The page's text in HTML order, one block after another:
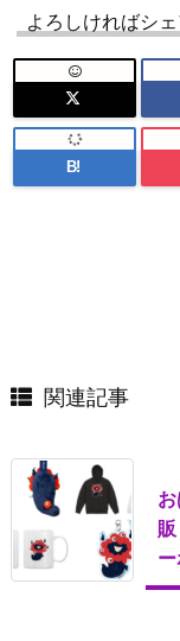
よろしければシ
B!
関連記事